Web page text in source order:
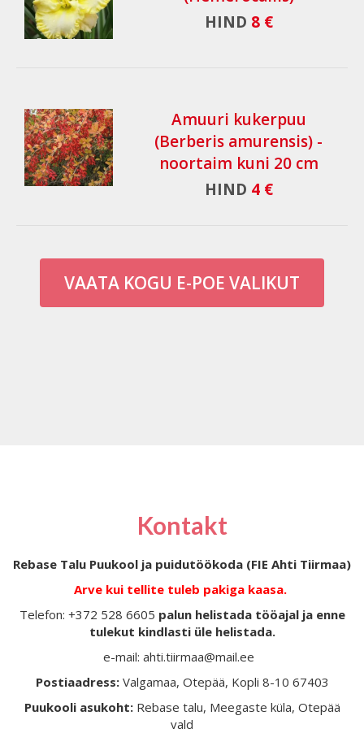
HIND 8 €
Amuuri kukerpuu
(Berberis amurensis) -
noortaim kuni 20 cm
HIND 4 €
VAATA KOGU E-POE VALIKUT
Kontakt
Rebase Talu Puukool ja puidutöökoda (FIE Ahti Tiirmaa)
Arve kui tellite tuleb pakiga kaasa.
Telefon: +372 528 6605 palun helistada tööajal ja enne
tulekut kindlasti üle helistada.
e-mail: ahti.tiirmaa@mail.ee
Postiaadress: Valgamaa, Otepää, Kopli 8-10 67403
Puukooli asukoht: Rebase talu, Meegaste küla, Otepää
vald